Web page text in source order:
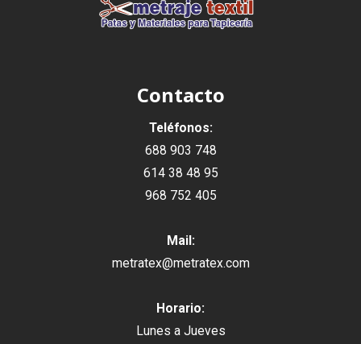
Contacto
Teléfonos:
688 903 748
614 38 48 95
968 752 405
Mail:
metratex@metratex.com
Horario:
Lunes a Jueves